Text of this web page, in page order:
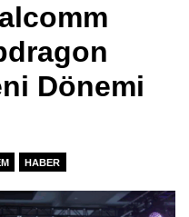
Dönemi
HABER